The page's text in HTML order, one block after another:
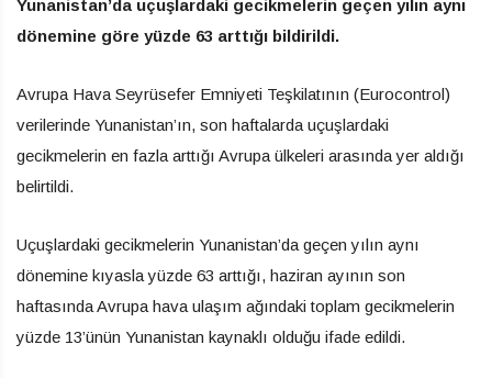
Yunanistan’da uçuşlardaki gecikmelerin geçen yılın aynı
dönemine göre yüzde 63 arttığı bildirildi.
Avrupa Hava Seyrüsefer Emniyeti Teşkilatının (Eurocontrol)
verilerinde Yunanistan’ın, son haftalarda uçuşlardaki
gecikmelerin en fazla arttığı Avrupa ülkeleri arasında yer aldığı
belirtildi.
Uçuşlardaki gecikmelerin Yunanistan’da geçen yılın aynı
dönemine kıyasla yüzde 63 arttığı, haziran ayının son
haftasında Avrupa hava ulaşım ağındaki toplam gecikmelerin
yüzde 13’ünün Yunanistan kaynaklı olduğu ifade edildi.